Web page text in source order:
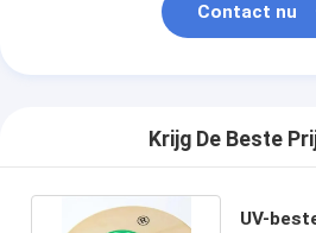
Contact nu
Krijg De Beste
UV-